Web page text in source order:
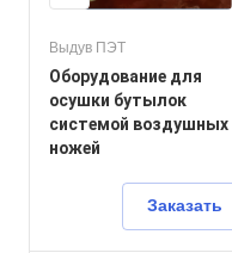
Выдув ПЭТ
Оборудование для
осушки бутылок
системой воздушных
ножей
Заказать